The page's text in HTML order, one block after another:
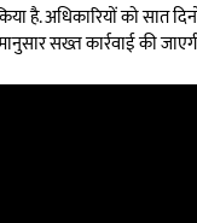
अधिकारियों को सात दिनों
सख्त कार्रवाई की